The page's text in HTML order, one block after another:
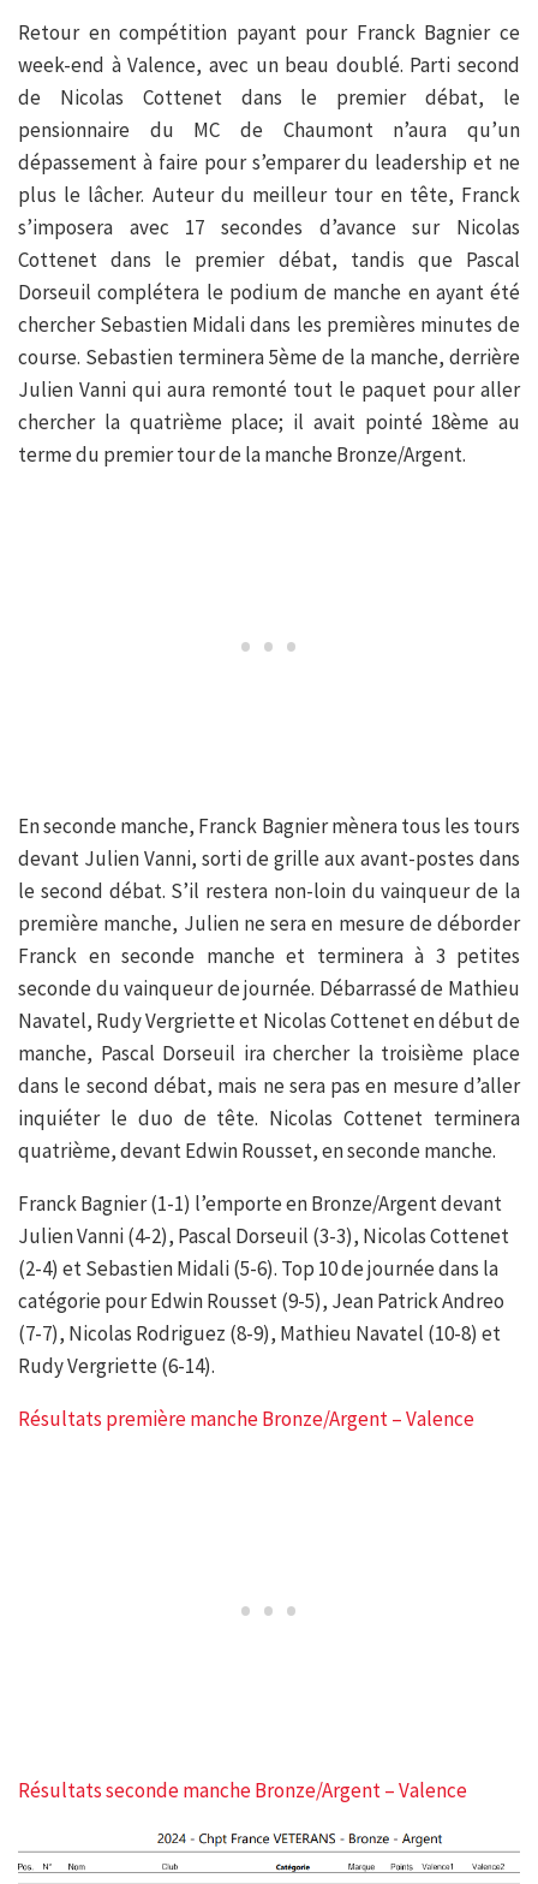
Retour en compétition payant pour Franck Bagnier ce
week-end à Valence, avec un beau doublé. Parti second
de Nicolas Cottenet dans le premier débat, le
pensionnaire du MC de Chaumont n’aura qu’un
dépassement à faire pour s’emparer du leadership et ne
plus le lâcher. Auteur du meilleur tour en tête, Franck
s’imposera avec 17 secondes d’avance sur Nicolas
Cottenet dans le premier débat, tandis que Pascal
Dorseuil complétera le podium de manche en ayant été
chercher Sebastien Midali dans les premières minutes de
course. Sebastien terminera 5ème de la manche, derrière
Julien Vanni qui aura remonté tout le paquet pour aller
chercher la quatrième place; il avait pointé 18ème au
terme du premier tour de la manche Bronze/Argent.
En seconde manche, Franck Bagnier mènera tous les tours
devant Julien Vanni, sorti de grille aux avant-postes dans
le second débat. S’il restera non-loin du vainqueur de la
première manche, Julien ne sera en mesure de déborder
Franck en seconde manche et terminera à 3 petites
seconde du vainqueur de journée. Débarrassé de Mathieu
Navatel, Rudy Vergriette et Nicolas Cottenet en début de
manche, Pascal Dorseuil ira chercher la troisième place
dans le second débat, mais ne sera pas en mesure d’aller
inquiéter le duo de tête. Nicolas Cottenet terminera
quatrième, devant Edwin Rousset, en seconde manche.
Franck Bagnier (1-1) l’emporte en Bronze/Argent devant
Julien Vanni (4-2), Pascal Dorseuil (3-3), Nicolas Cottenet
(2-4) et Sebastien Midali (5-6). Top 10 de journée dans la
catégorie pour Edwin Rousset (9-5), Jean Patrick Andreo
(7-7), Nicolas Rodriguez (8-9), Mathieu Navatel (10-8) et
Rudy Vergriette (6-14).
Résultats première manche Bronze/Argent – Valence
Résultats seconde manche Bronze/Argent – Valence